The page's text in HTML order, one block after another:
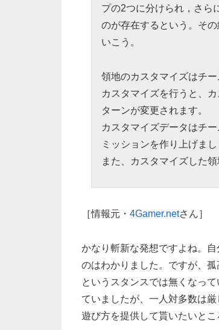
プの2つに分けられ，さら
のが存在するという。そ
いこう。
領地のカスタマイズはチ
カスタマイズを行うと、
ターンが変更されます。
カスタマイズデータはチ
ミッションを作り上げまし
また、カスタマイズした
［情報元・ 4Gamer.netさん］
かなり斬新な発想ですよね。
のはわかりました。ですが、
というスタンスでは無くなっ
ていましたが、一人対多数は
遊び方を提供して貰いたいとこ